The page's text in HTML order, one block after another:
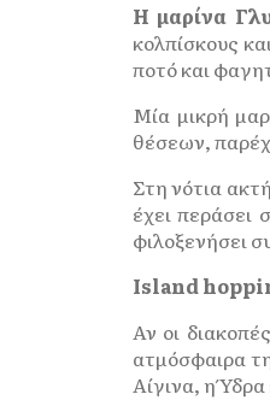
Η μαρίνα
κολπίσκους
ποτό και
Μία μικρή
θέσεων,
Στη νότια
έχει
φιλοξενήσει
Island
Αν οι
ατμόσφαιρα
Αίγινα, η